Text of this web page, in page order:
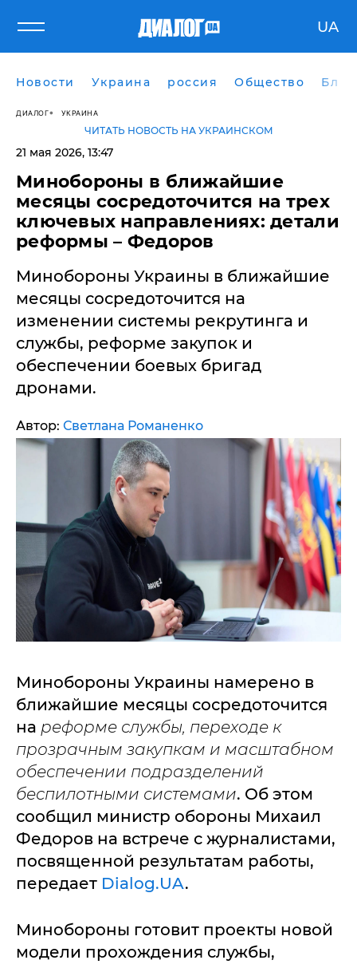
UA
Новости Украина россия Общество
ДИАЛОГ УКРАИНА
ЧИТАТЬ НОВОСТЬ НА УКРАИНСКОМ
21 мая 2026, 13:47
Минобороны в ближайшие
месяцы сосредоточится на трех
ключевых направлениях: детали
реформы – Федоров
Минобороны Украины в ближайшие
месяцы сосредоточится на
изменении системы рекрутинга и
службы, реформе закупок и
обеспечении боевых бригад
дронами.
Автор: Светлана Романенко
Минобороны Украины намерено в
ближайшие месяцы сосредоточится
на реформе службы, переходе к
прозрачным закупкам и масштабном
обеспечении подразделений
беспилотными системами. Об этом
сообщил министр обороны Михаил
Федоров на встрече с журналистами,
посвященной результатам работы,
передает Dialog.UA.
Минобороны готовит проекты новой
модели прохождения службы,